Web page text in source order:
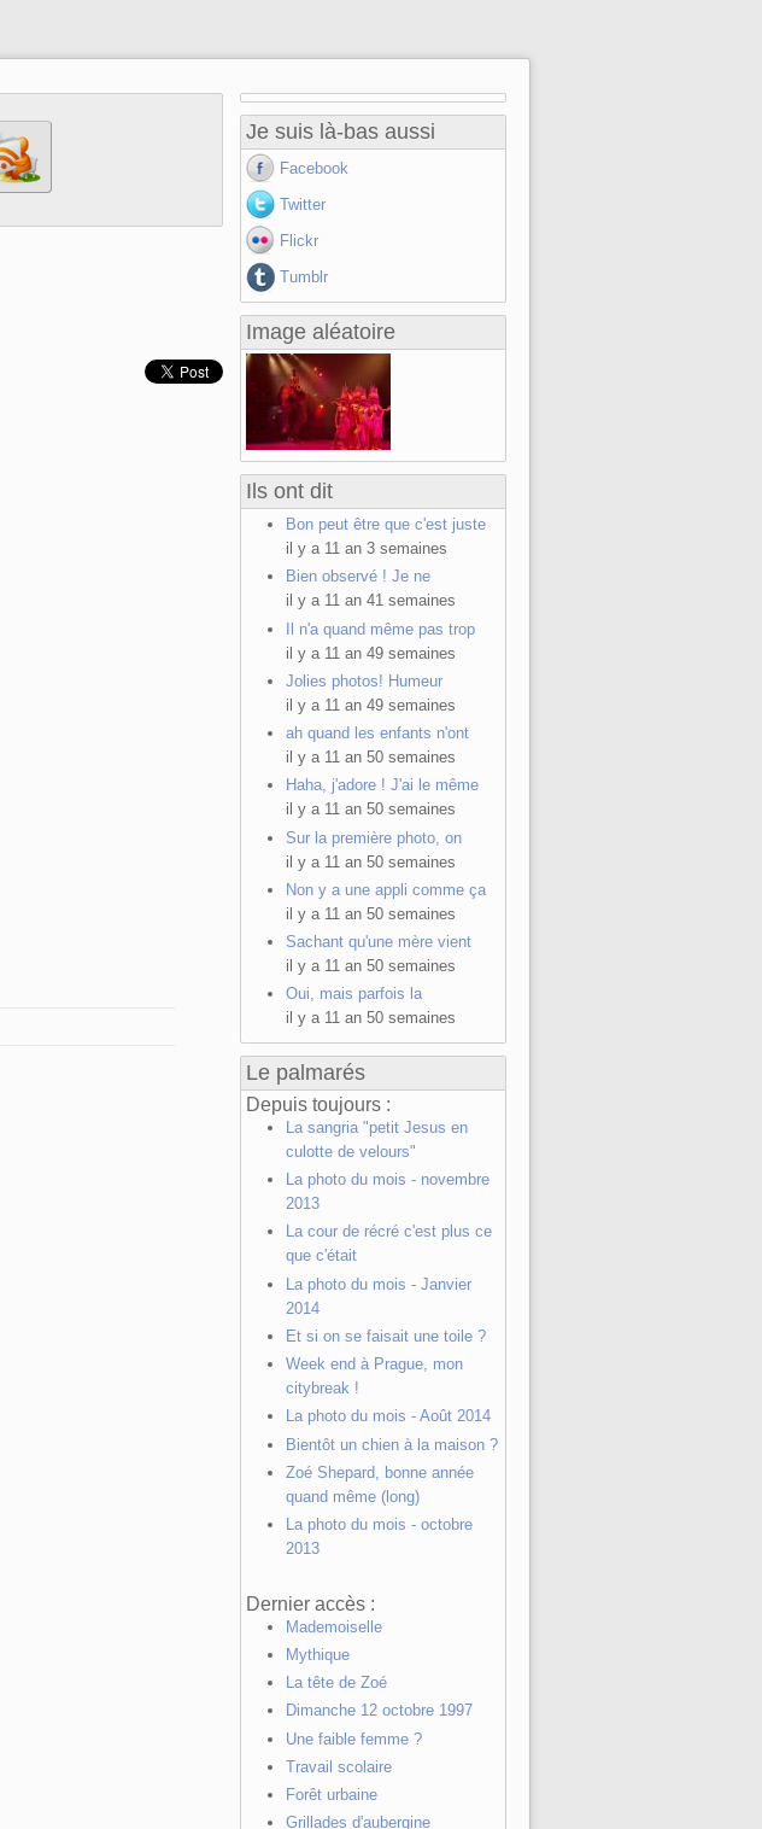
Je suis là-bas aussi
Facebook
Twitter
Flickr
Tumblr
Image aléatoire
Ils ont dit
Bon peut être que c'est juste
il y a 11 an 3 semaines
Bien observé ! Je ne
il y a 11 an 41 semaines
Il n'a quand même pas trop
il y a 11 an 49 semaines
Jolies photos! Humeur
il y a 11 an 49 semaines
ah quand les enfants n'ont
il y a 11 an 50 semaines
Haha, j'adore ! J'ai le même
il y a 11 an 50 semaines
Sur la première photo, on
il y a 11 an 50 semaines
Non y a une appli comme ça
il y a 11 an 50 semaines
Sachant qu'une mère vient
il y a 11 an 50 semaines
Oui, mais parfois la
il y a 11 an 50 semaines
Le palmarés
Depuis toujours :
La sangria "petit Jesus en
culotte de velours"
La photo du mois - novembre
2013
La cour de récré c'est plus ce
que c'était
La photo du mois - Janvier
2014
Et si on se faisait une toile ?
Week end à Prague, mon
citybreak !
La photo du mois - Août 2014
Bientôt un chien à la maison ?
Zoé Shepard, bonne année
quand même (long)
La photo du mois - octobre
2013
Dernier accès :
Mademoiselle
Mythique
La tête de Zoé
Dimanche 12 octobre 1997
Une faible femme ?
Travail scolaire
Forêt urbaine
Grillades d'aubergine